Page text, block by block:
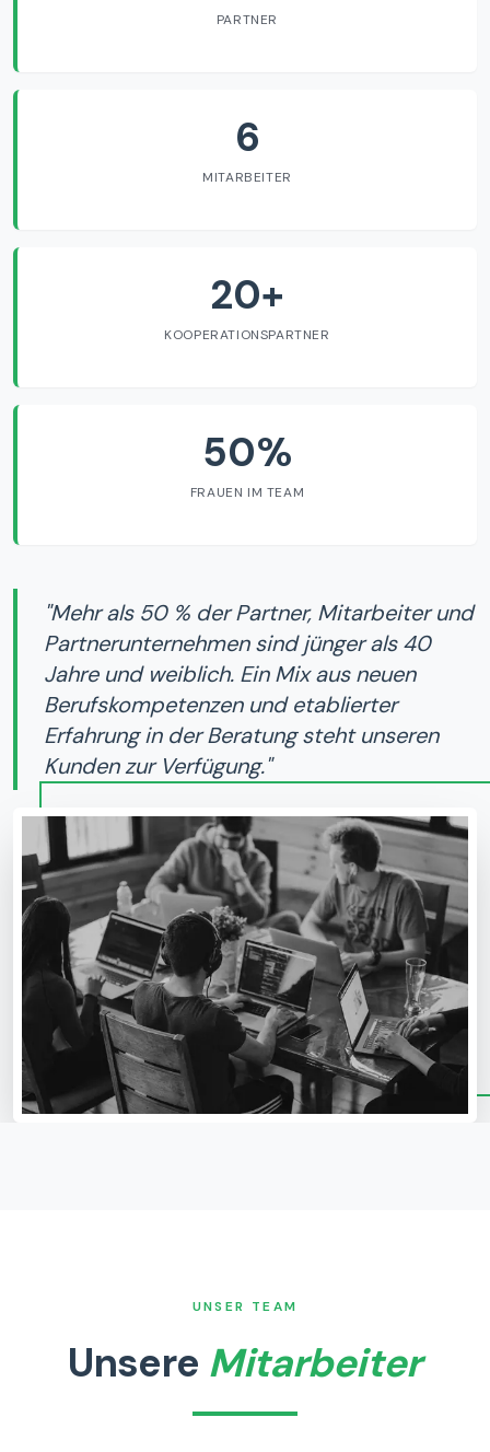
PARTNER
6
MITARBEITER
20+
KOOPERATIONSPARTNER
50%
FRAUEN IM TEAM
"Mehr als 50 % der Partner, Mitarbeiter und
Partnerunternehmen sind jünger als 40
Jahre und weiblich. Ein Mix aus neuen
Berufskompetenzen und etablierter
Erfahrung in der Beratung steht unseren
Kunden zur Verfügung."
UNSER TEAM
Unsere Mitarbeiter